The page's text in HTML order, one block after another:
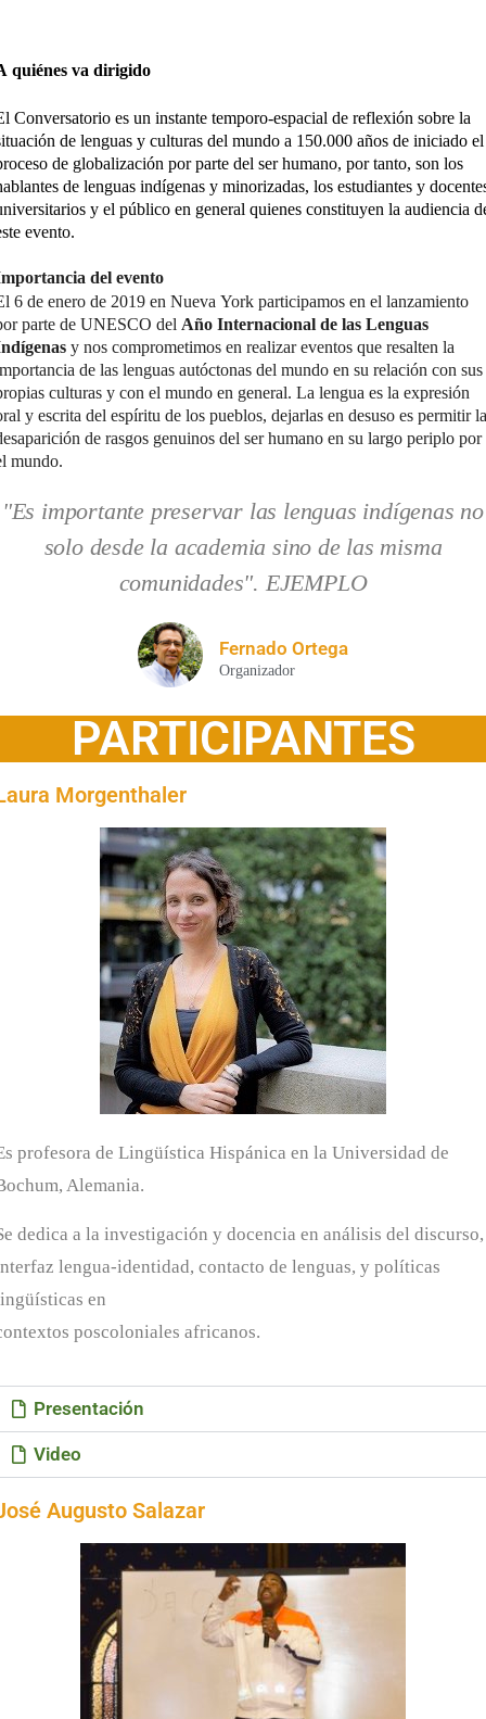
quiénes va dirigido
Conversatorio es un instante temporo-espacial de reflexión sobre la
de lenguas y culturas del mundo a 150.000 años de iniciado el
de globalización por parte del ser humano, por tanto, son los
de lenguas indígenas y minorizadas, los estudiantes y
y el público en general quienes constituyen la audiencia
evento.
del evento
6 de enero de 2019 en Nueva York participamos en el lanzamiento
parte de UNESCO del Año Internacional de las Lenguas
y nos comprometimos en realizar eventos que resalten la
de las lenguas autóctonas del mundo en su relación con sus
culturas y con el mundo en general. La lengua es la expresión
y escrita del espíritu de los pueblos, dejarlas en desuso es permitir la
de rasgos genuinos del ser humano en su largo periplo por
mundo.
"Es importante preservar las lenguas indígenas no
solo desde la academia sino de las misma
comunidades". EJEMPLO
Fernado Ortega
Organizador
PARTICIPANTES
Morgenthaler
profesora de Lingüística Hispánica en la Universidad de
Alemania.
dedica a la investigación y docencia en análisis del discurso,
lengua-identidad, contacto de lenguas, y políticas
en
poscoloniales africanos.
Presentación
Video
Augusto Salazar